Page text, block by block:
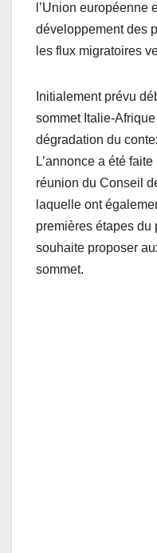
l’Union européenne
développement des
les flux migratoires
Initialement prévu
sommet Italie-
dégradation du
L’annonce a été
réunion du Conseil
laquelle ont
premières étapes du
souhaite proposer
sommet.